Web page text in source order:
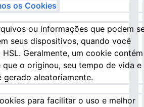
os Cookies
ou informações que podem
seus dispositivos, quando você
Geralmente, um cookie contém
o originou, seu tempo de vida e
gerado aleatoriamente.
para facilitar o uso e melhor